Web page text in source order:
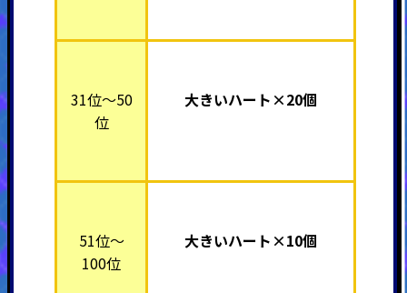
31位～50
位
大きいハート×20個
51位～
100位
大きいハート×10個